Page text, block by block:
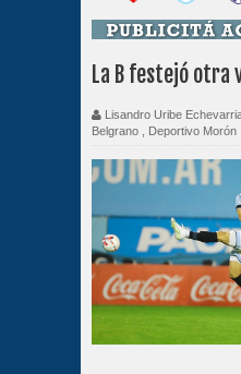
La B festejó otra
Lisandro Uribe
Belgrano
Deportivo Morón